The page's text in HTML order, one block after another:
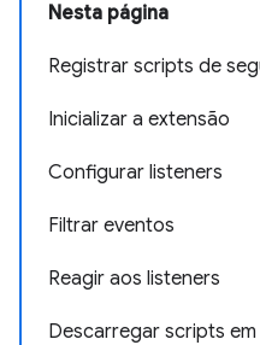
Nesta página
Registrar scripts de
Inicializar a extensão
Configurar listeners
Filtrar eventos
Reagir aos listeners
Descarregar scripts